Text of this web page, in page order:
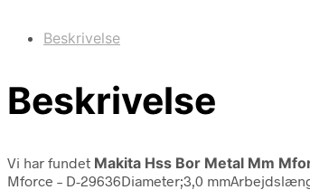
Beskrivelse
Beskrivelse
Vi har fundet Makita Hss Bor Metal Mm
Mforce – D-29636Diameter;3,0